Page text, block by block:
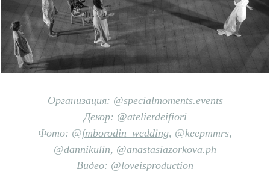
Организация: @specialmoments.events
Декор: @atelierdeifiori
Фото: @fmborodin_wedding, @keepmmrs,
@dannikulin, @anastasiazorkova.ph
Видео: @loveisproduction